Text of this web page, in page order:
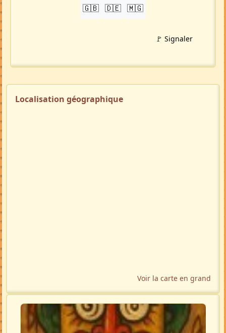
🇬🇧 🇩🇪 🇲🇬
🚩 Signaler
Localisation géographique
Voir la carte en grand